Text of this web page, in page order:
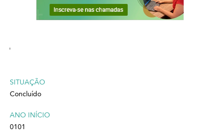
'
SITUAÇÃO
Concluído
ANO INÍCIO
0101